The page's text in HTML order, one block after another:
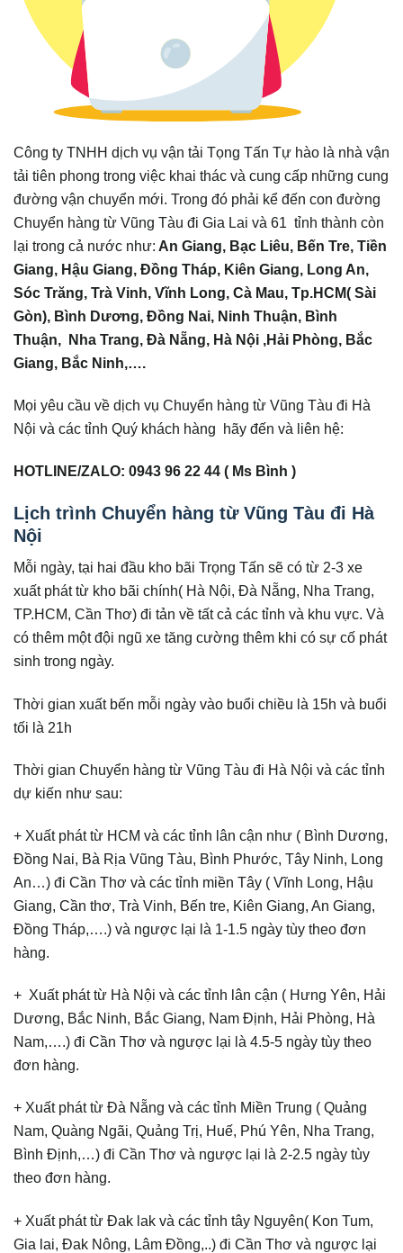
Công ty TNHH dịch vụ vận tải Tọng Tấn Tự hào là nhà vận
tải tiên phong trong việc khai thác và cung cấp những cung
đường vận chuyển mới. Trong đó phải kể đến con đường
Chuyển hàng từ Vũng Tàu đi Gia Lai và 61 tỉnh thành còn
lại trong cả nước như: An Giang, Bạc Liêu, Bến Tre, Tiền
Giang, Hậu Giang, Đồng Tháp, Kiên Giang, Long An,
Sóc Trăng, Trà Vinh, Vĩnh Long, Cà Mau, Tp.HCM( Sài
Gòn), Bình Dương, Đồng Nai, Ninh Thuận, Bình
Thuận, Nha Trang, Đà Nẵng, Hà Nội ,Hải Phòng, Bắc
Giang, Bắc Ninh,….
Mọi yêu cầu về dịch vụ Chuyển hàng từ Vũng Tàu đi Hà
Nội và các tỉnh Quý khách hàng hãy đến và liên hệ:
HOTLINE/ZALO: 0943 96 22 44 ( Ms Bình )
Lịch trình Chuyển hàng từ Vũng Tàu đi Hà
Nội
Mỗi ngày, tại hai đầu kho bãi Trọng Tấn sẽ có từ 2-3 xe
xuất phát từ kho bãi chính( Hà Nội, Đà Nẵng, Nha Trang,
TP.HCM, Cần Thơ) đi tản về tất cả các tỉnh và khu vực. Và
có thêm một đội ngũ xe tăng cường thêm khi có sự cố phát
sinh trong ngày.
Thời gian xuất bến mỗi ngày vào buổi chiều là 15h và buổi
tối là 21h
Thời gian Chuyển hàng từ Vũng Tàu đi Hà Nội và các tỉnh
dự kiến như sau:
+ Xuất phát từ HCM và các tỉnh lân cận như ( Bình Dương,
Đồng Nai, Bà Rịa Vũng Tàu, Bình Phước, Tây Ninh, Long
An…) đi Cần Thơ và các tỉnh miền Tây ( Vĩnh Long, Hậu
Giang, Cần thơ, Trà Vinh, Bến tre, Kiên Giang, An Giang,
Đồng Tháp,….) và ngược lại là 1-1.5 ngày tùy theo đơn
hàng.
+ Xuất phát từ Hà Nội và các tỉnh lân cận ( Hưng Yên, Hải
Dương, Bắc Ninh, Bắc Giang, Nam Định, Hải Phòng, Hà
Nam,….) đi Cần Thơ và ngược lại là 4.5-5 ngày tùy theo
đơn hàng.
+ Xuất phát từ Đà Nẵng và các tỉnh Miền Trung ( Quảng
Nam, Quàng Ngãi, Quảng Trị, Huế, Phú Yên, Nha Trang,
Bình Định,…) đi Cần Thơ và ngược lại là 2-2.5 ngày tùy
theo đơn hàng.
+ Xuất phát từ Đak lak và các tỉnh tây Nguyên( Kon Tum,
Gia lai, Đak Nông, Lâm Đồng,..) đi Cần Thơ và ngược lại